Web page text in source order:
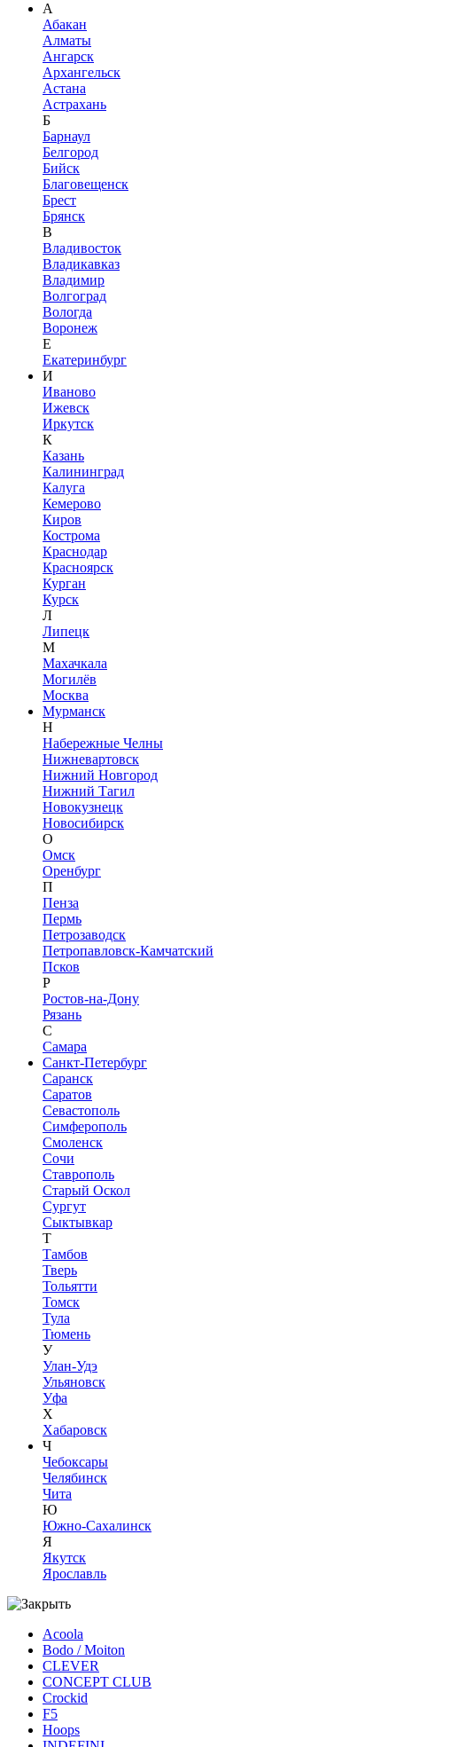
А
Абакан
Алматы
Ангарск
Архангельск
Астана
Астрахань
Б
Барнаул
Белгород
Бийск
Благовещенск
Брест
Брянск
В
Владивосток
Владикавказ
Владимир
Волгоград
Вологда
Воронеж
Е
Екатеринбург
И
Иваново
Ижевск
Иркутск
К
Казань
Калининград
Калуга
Кемерово
Киров
Кострома
Краснодар
Красноярск
Курган
Курск
Л
Липецк
М
Махачкала
Могилёв
Москва
Мурманск
Н
Набережные Челны
Нижневартовск
Нижний Новгород
Нижний Тагил
Новокузнецк
Новосибирск
О
Омск
Оренбург
П
Пенза
Пермь
Петрозаводск
Петропавловск-Камчатский
Псков
Р
Ростов-на-Дону
Рязань
С
Самара
Санкт-Петербург
Саранск
Саратов
Севастополь
Симферополь
Смоленск
Сочи
Ставрополь
Старый Оскол
Сургут
Сыктывкар
Т
Тамбов
Тверь
Тольятти
Томск
Тула
Тюмень
У
Улан-Удэ
Ульяновск
Уфа
Х
Хабаровск
Ч
Чебоксары
Челябинск
Чита
Ю
Южно-Сахалинск
Я
Якутск
Ярославль
Acoola
Bodo / Moiton
CLEVER
CONCEPT CLUB
Crockid
F5
Hoops